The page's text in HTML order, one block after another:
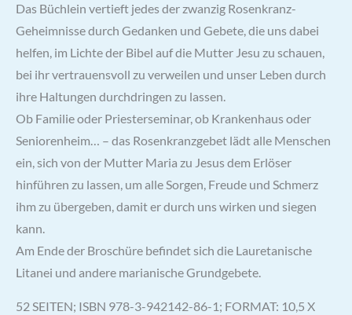
Das Büchlein vertieft jedes der zwanzig Rosenkranz-
Geheimnisse durch Gedanken und Gebete, die uns dabei
helfen, im Lichte der Bibel auf die Mutter Jesu zu schauen,
bei ihr vertrauensvoll zu verweilen und unser Leben durch
ihre Haltungen durchdringen zu lassen.
Ob Familie oder Priesterseminar, ob Krankenhaus oder
Seniorenheim… – das Rosenkranzgebet lädt alle Menschen
ein, sich von der Mutter Maria zu Jesus dem Erlöser
hinführen zu lassen, um alle Sorgen, Freude und Schmerz
ihm zu übergeben, damit er durch uns wirken und siegen
kann.
Am Ende der Broschüre befindet sich die Lauretanische
Litanei und andere marianische Grundgebete.
52 SEITEN; ISBN 978-3-942142-86-1; FORMAT: 10,5 X